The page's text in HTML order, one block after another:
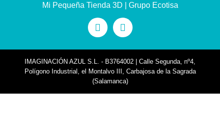
Mi Pequeña Tienda 3D | Grupo Ecotisa
IMAGINACIÓN AZUL S.L. - B3764002 | Calle Segunda, nº4,
Polígono Industrial, el Montalvo III, Carbajosa de la Sagrada
(Salamanca)